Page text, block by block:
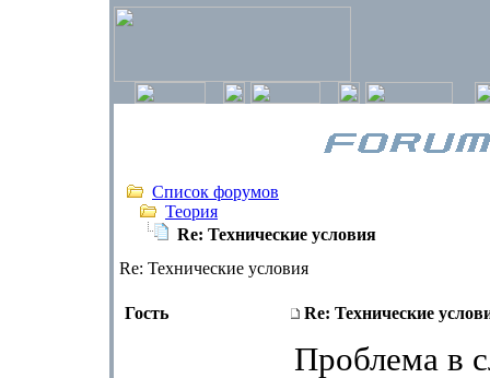
Список форумов
Теория
Re: Технические условия
Re: Технические условия
Гость Re: Технические
Проблема в